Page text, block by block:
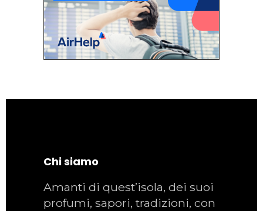
Chi siamo
Amanti di quest’isola, dei suoi
profumi, sapori, tradizioni, con